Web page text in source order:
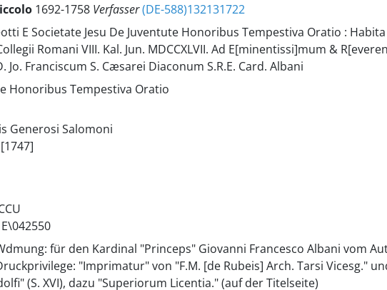
1692-1758 Verfasser(DE-588)132131722
E Societate Jesu De Juventute Honoribus Tempestiva Oratio :
Romani VIII. Kal. Jun. MDCCXLVII. Ad E[minentissi]mum &
Jo. Franciscum S. Cæsarei Diaconum S.R.E. Card. Albani
Honoribus Tempestiva Oratio
Generosi Salomoni
für den Kardinal "Princeps" Giovanni Francesco Albani vom
"Imprimatur" von "F.M. [de Rubeis] Arch. Tarsi Vicesg."
(S. XVI), dazu "Superiorum Licentia." (auf der Titelseite)